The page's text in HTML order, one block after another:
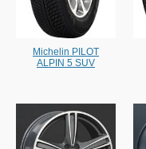
Michelin PILOT
ALPIN 5 SUV